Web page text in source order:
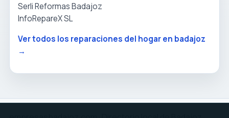
Serli Reformas Badajoz
InfoRepareX SL
Ver todos los reparaciones del hogar en badajoz
→